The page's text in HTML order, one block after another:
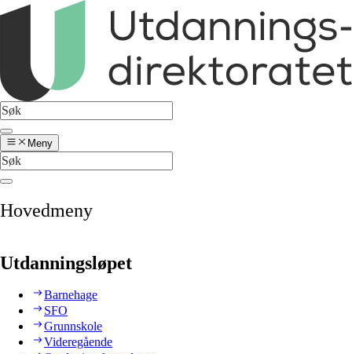
Meny
Hovedmeny
Utdanningsløpet
Barnehage
SFO
Grunnskole
Videregående